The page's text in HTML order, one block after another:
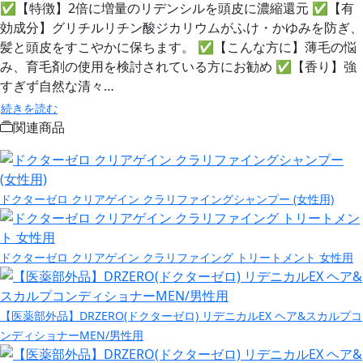
✅【特徴】2倍に増量のリデンシルを頭皮に濃縮還元 ✅【有
効成分】グリチルリチン酸ジカリウムがふけ・かゆみを防ぎ、
髪と頭皮をすこやかに保ちます。 ✅【こんな方に】薄毛の悩
み、育毛剤の使用を検討されている方にお勧め ✅【香り】強
すぎず自然な清々…
続きを読む
関連商品
ドクターゼロ クリアゲイン クラリファイングシャンプー (女性用)
ドクターゼロ クリアゲイン クラリファイング トリートメント 女性用
【医薬部外品】DRZERO(ドクターゼロ) リデニカルEX ヘア&スカルプコ
ンディショナーMEN/男性用